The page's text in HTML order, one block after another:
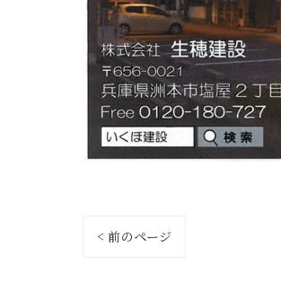
< 前のページ